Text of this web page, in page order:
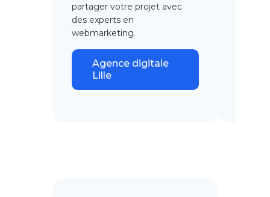
partager votre projet avec
des experts en
webmarketing.
Agence digitale
Lille